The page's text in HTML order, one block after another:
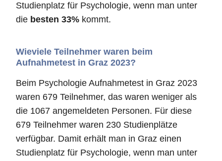
Studienplatz für Psychologie, wenn man unter
die besten 33% kommt.
Wieviele Teilnehmer waren beim
Aufnahmetest in Graz 2023?
Beim Psychologie Aufnahmetest in Graz 2023
waren 679 Teilnehmer, das waren weniger als
die 1067 angemeldeten Personen. Für diese
679 Teilnehmer waren 230 Studienplätze
verfügbar. Damit erhält man in Graz einen
Studienplatz für Psychologie, wenn man unter